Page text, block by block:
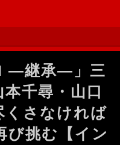
―継承―」三
千尋・山口
くさなければ
び挑む【イン